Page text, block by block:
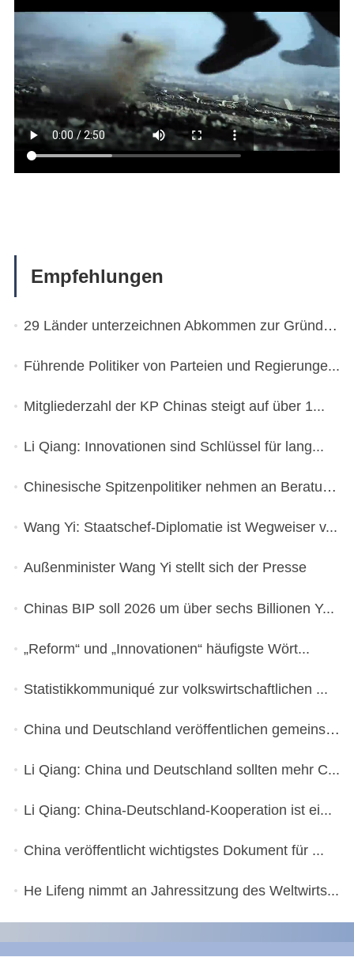
Empfehlungen
29 Länder unterzeichnen Abkommen zur Gründung ...
Führende Politiker von Parteien und Regierunge...
Mitgliederzahl der KP Chinas steigt auf über 1...
Li Qiang: Innovationen sind Schlüssel für lang...
Chinesische Spitzenpolitiker nehmen an Beratun...
Wang Yi: Staatschef-Diplomatie ist Wegweiser v...
Außenminister Wang Yi stellt sich der Presse
Chinas BIP soll 2026 um über sechs Billionen Y...
„Reform“ und „Innovationen“ häufigste Wört...
Statistikkommuniqué zur volkswirtschaftlichen ...
China und Deutschland veröffentlichen gemeinsa...
Li Qiang: China und Deutschland sollten mehr C...
Li Qiang: China-Deutschland-Kooperation ist ei...
China veröffentlicht wichtigstes Dokument für ...
He Lifeng nimmt an Jahressitzung des Weltwirts...